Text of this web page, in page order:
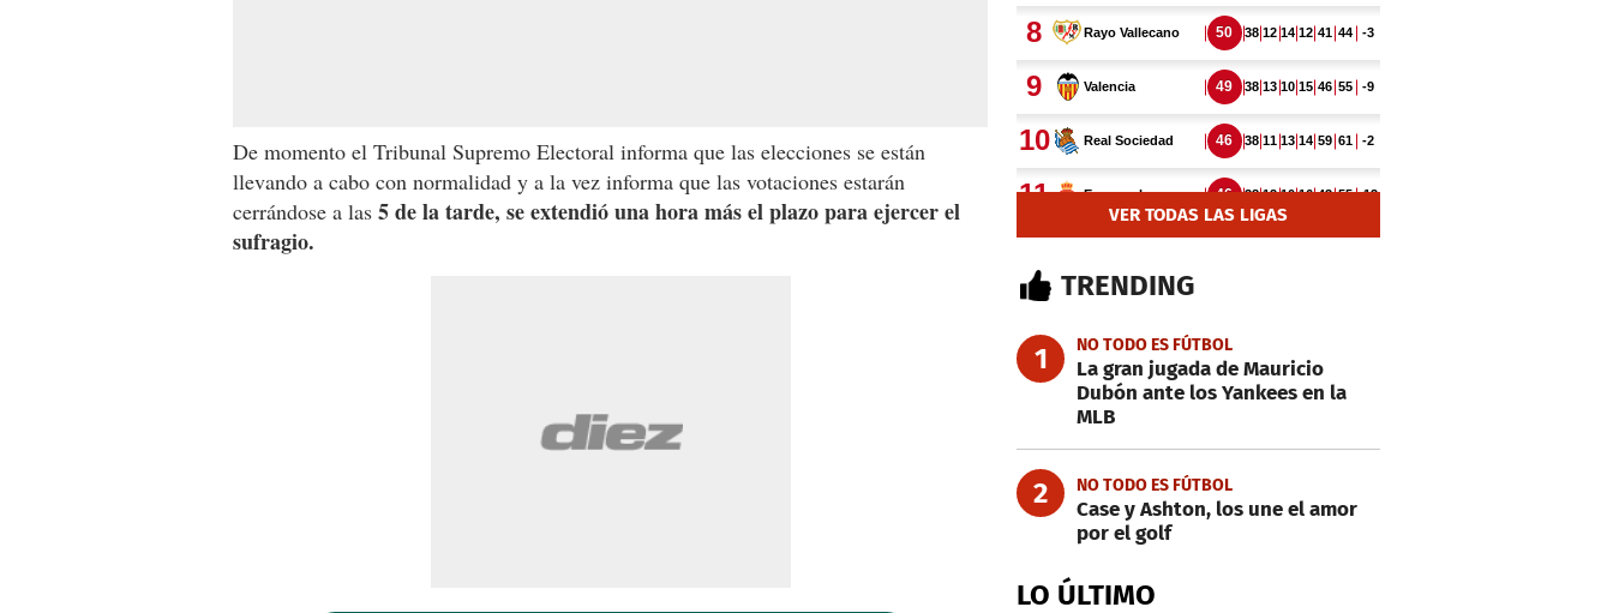
De momento el Tribunal Supremo Electoral informa que las elecciones se están
llevando a cabo con normalidad y a la vez informa que las votaciones estarán
cerrándose a las 5 de la tarde, se extendió una hora más el plazo para ejercer el
sufragio.
VER TODAS LAS LIGAS
TRENDING
1 NO TODO ES FÚTBOL
La gran jugada de Mauricio
Dubón ante los Yankees en la
MLB
2 NO TODO ES FÚTBOL
Case y Ashton, los une el amor
por el golf
LO ÚLTIMO